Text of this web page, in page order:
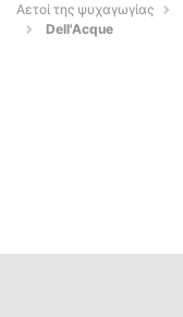
Αετοί της ψυχαγωγίας
Dell'Acque